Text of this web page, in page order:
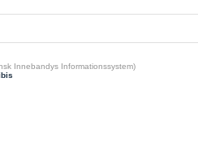
Innebandys Informationssystem)